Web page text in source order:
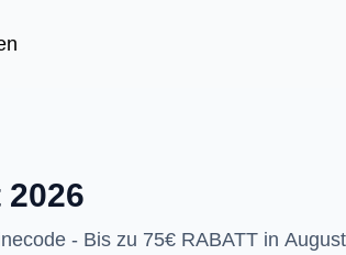
- Bis zu 75€ RABATT in